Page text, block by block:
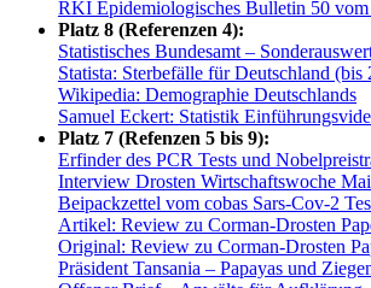
RKI Epidemiologisches Bulletin 50
Platz 8 (Referenzen 4):
Statistisches Bundesamt –
Statista: Sterbefälle für Deutschland (bis
Wikipedia: Demographie Deutschlands
Samuel Eckert: Statistik
Platz 7 (Refenzen 5 bis 9):
Erfinder des PCR Tests und
Interview Drosten Wirtschaftswoche
Beipackzettel vom cobas Sars-Cov-2
Artikel: Review zu Corman-Drosten
Original: Review zu Corman-Drosten
Präsident Tansania – Papayas und